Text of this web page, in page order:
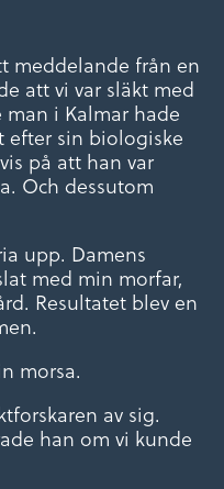
meddelande från en
att vi var släkt med
man i Kalmar hade
efter sin biologiske
på att han var
Och dessutom
upp. Damens
med min morfar,
Resultatet blev en
morsa.
av sig.
han om vi kunde